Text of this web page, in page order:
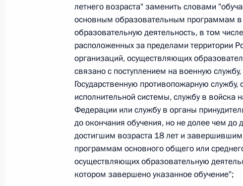
О ратификации Соглашения между
Министров Киргизской Республики о правовом
по вопросам внутренних дел и миграции в
26 июля 2026 года
Федеральный закон от 26.07.2026 г.
О внесении изменений в Кодекс внутреннего
Федерального закона «Об обеспечении
26 июля 2026 года
Федеральный закон от 26.07.2026 г. №
летнего возраста" заменить словами
основным образовательным программам
образовательную деятельность, в том
расположенных за пределами территории
организаций, осуществляющих
связано с поступлением на военную
Государственную противопожарную
исполнительной системы, службу в войска
Федерации или службу в органы
до окончания обучения, но не долее чем
достигшим возраста 18 лет и
программам основного общего или
осуществляющих образовательную
котором завершено указанное обучение";